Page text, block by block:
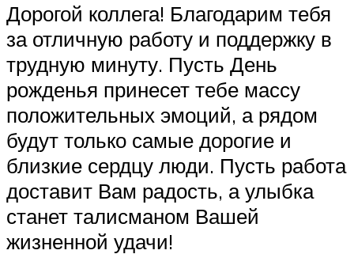
Дорогой коллега! Благодарим тебя
за отличную работу и поддержку в
трудную минуту. Пусть День
рожденья принесет тебе массу
положительных эмоций, а рядом
будут только самые дорогие и
близкие сердцу люди. Пусть работа
доставит Вам радость, а улыбка
станет талисманом Вашей
жизненной удачи!